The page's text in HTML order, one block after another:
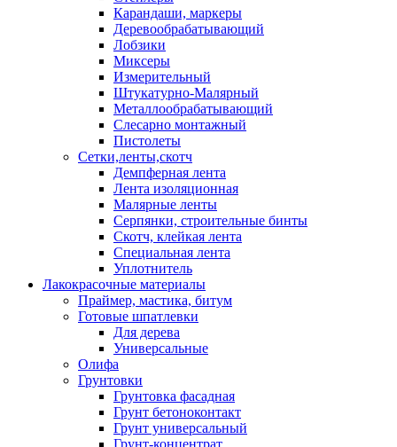
Карандаши, маркеры
Деревообрабатывающий
Лобзики
Миксеры
Измерительный
Штукатурно-Малярный
Металлообрабатывающий
Слесарно монтажный
Пистолеты
Сетки,ленты,скотч
Демпферная лента
Лента изоляционная
Малярные ленты
Серпянки, строительные бинты
Скотч, клейкая лента
Специальная лента
Уплотнитель
Лакокрасочные материалы
Праймер, мастика, битум
Готовые шпатлевки
Для дерева
Универсальные
Олифа
Грунтовки
Грунтовка фасадная
Грунт бетоноконтакт
Грунт универсальный